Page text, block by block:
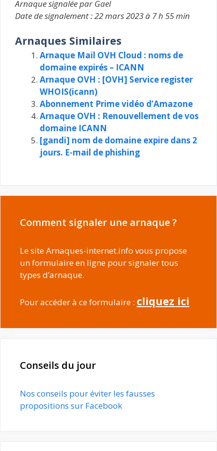
Arnaque signalée par Gael
Date de signalement : 22 mars 2023 à 7 h 55 min
Arnaques Similaires
Arnaque Mail OVH Cloud : noms de
domaine expirés – ICANN
Arnaque OVH : [OVH] Service register
WHOIS(icann)
Abonnement Prime vidéo d’Amazone
Arnaque OVH : Renouvellement de vos
domaine ICANN
[gandi] nom de domaine expire dans 2
jours. E-mail de phishing
Comment signaler une arnaque ?
Le site Arnaques-internet.info vous propose
un formulaire en ligne pour signaler tous
types d’arnaque.
Pour accéder à ce formulaire : cliquez ici
Conseils du jour
Nos conseils pour éviter les fausses
propositions sur Facebook